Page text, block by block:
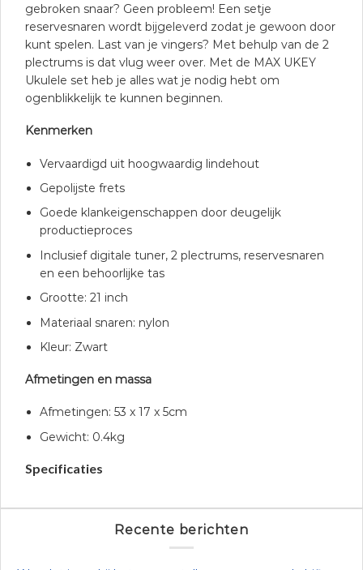
gebroken snaar? Geen probleem! Een setje
reservesnaren wordt bijgeleverd zodat je gewoon door
kunt spelen. Last van je vingers? Met behulp van de 2
plectrums is dat vlug weer over. Met de MAX UKEY
Ukulele set heb je alles wat je nodig hebt om
ogenblikkelijk te kunnen beginnen.
Kenmerken
Vervaardigd uit hoogwaardig lindehout
Gepolijste frets
Goede klankeigenschappen door deugelijk
productieproces
Inclusief digitale tuner, 2 plectrums, reservesnaren
en een behoorlijke tas
Grootte: 21 inch
Materiaal snaren: nylon
Kleur: Zwart
Afmetingen en massa
Afmetingen: 53 x 17 x 5cm
Gewicht: 0.4kg
Specificaties
Recente berichten